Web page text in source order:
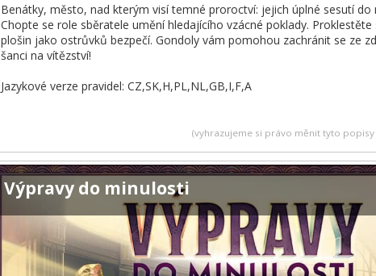
Benátky, město, nad kterým visí temné proroctví: jejich úplné sesutí
Chopte se role sběratele umění hledajícího vzácné poklady.
plošin jako ostrůvků bezpečí. Gondoly vám pomohou zachránit se ze
šanci na vítězství!
Jazykové verze pravidel: CZ,SK,H,PL,NL,GB,I,F,A
(vyhrazujeme si právo měnit tyto
Výpravy do minulosti